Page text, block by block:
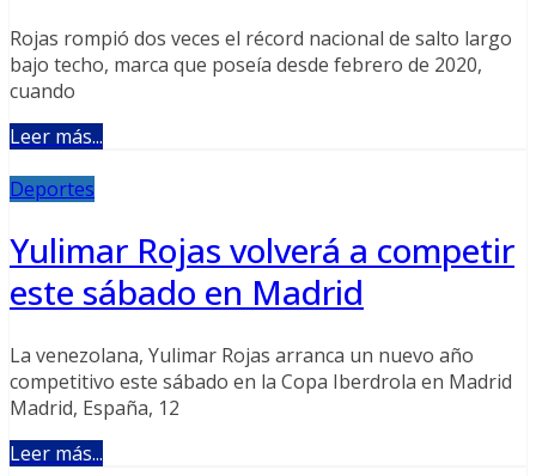
Rojas rompió dos veces el récord nacional de salto largo
bajo techo, marca que poseía desde febrero de 2020,
cuando
Leer más...
Deportes
Yulimar Rojas volverá a competir
este sábado en Madrid
La venezolana, Yulimar Rojas arranca un nuevo año
competitivo este sábado en la Copa Iberdrola en Madrid
Madrid, España, 12
Leer más...